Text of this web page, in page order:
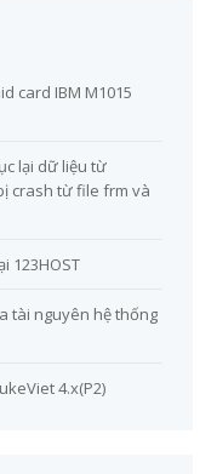
card IBM M1015
lại dữ liệu từ
crash từ file frm và
123HOST
tài nguyên hệ thống
4.x(P2)